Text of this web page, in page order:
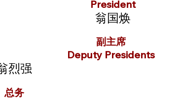
President
翁国焕
副主席
Deputy Presidents
烈强
总务